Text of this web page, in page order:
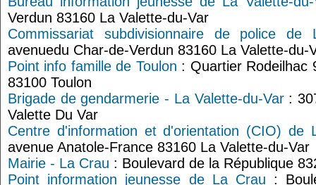
Verdun 83160 La Valette-du-Var
Commissariat subdivisionnaire de police de
avenuedu Char-de-Verdun 83160 La Valette-du-
Point info famille de Toulon : Quartier Rodeilhac
83100 Toulon
Brigade de gendarmerie - La Valette-du-Var:
Valette Du Var
Centre d'information et d'orientation (CIO) de
avenue Anatole-France 83160 La Valette-du-Var
Mairie - La Crau : Boulevard de la République
Point information jeunesse de La Crau :